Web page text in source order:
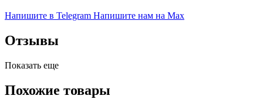
Напишите в Telegram Напишите нам на Max
Отзывы
Показать еще
Похожие товары